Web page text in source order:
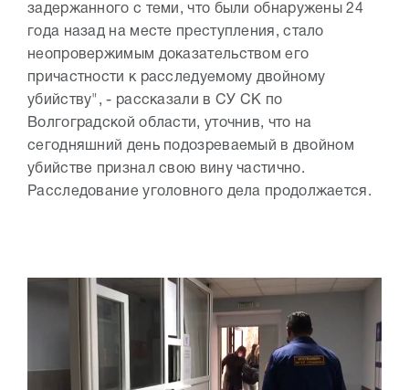
задержанного с теми, что были обнаружены 24
года назад на месте преступления, стало
неопровержимым доказательством его
причастности к расследуемому двойному
убийству", - рассказали в СУ СК по
Волгоградской области, уточнив, что на
сегодняшний день подозреваемый в двойном
убийстве признал свою вину частично.
Расследование уголовного дела продолжается.